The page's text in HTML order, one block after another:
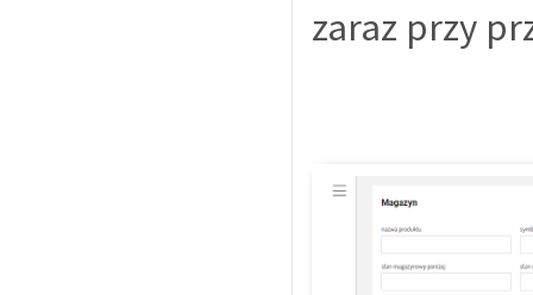
zaraz przy